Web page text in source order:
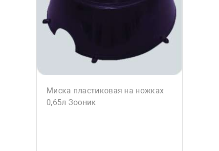
Миска пластиковая на ножках
0,65л Зооник